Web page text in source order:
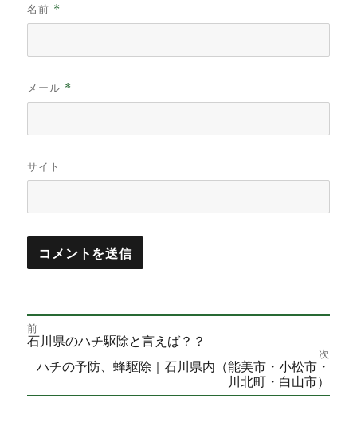
名前 *
メール *
サイト
投
稿
前
過
去
の
投
石川県のハチ駆除と言えば？？
次
次
の
ハチの予防、蜂駆除｜石川県内（能美市・小松市・
川北町・白山市）